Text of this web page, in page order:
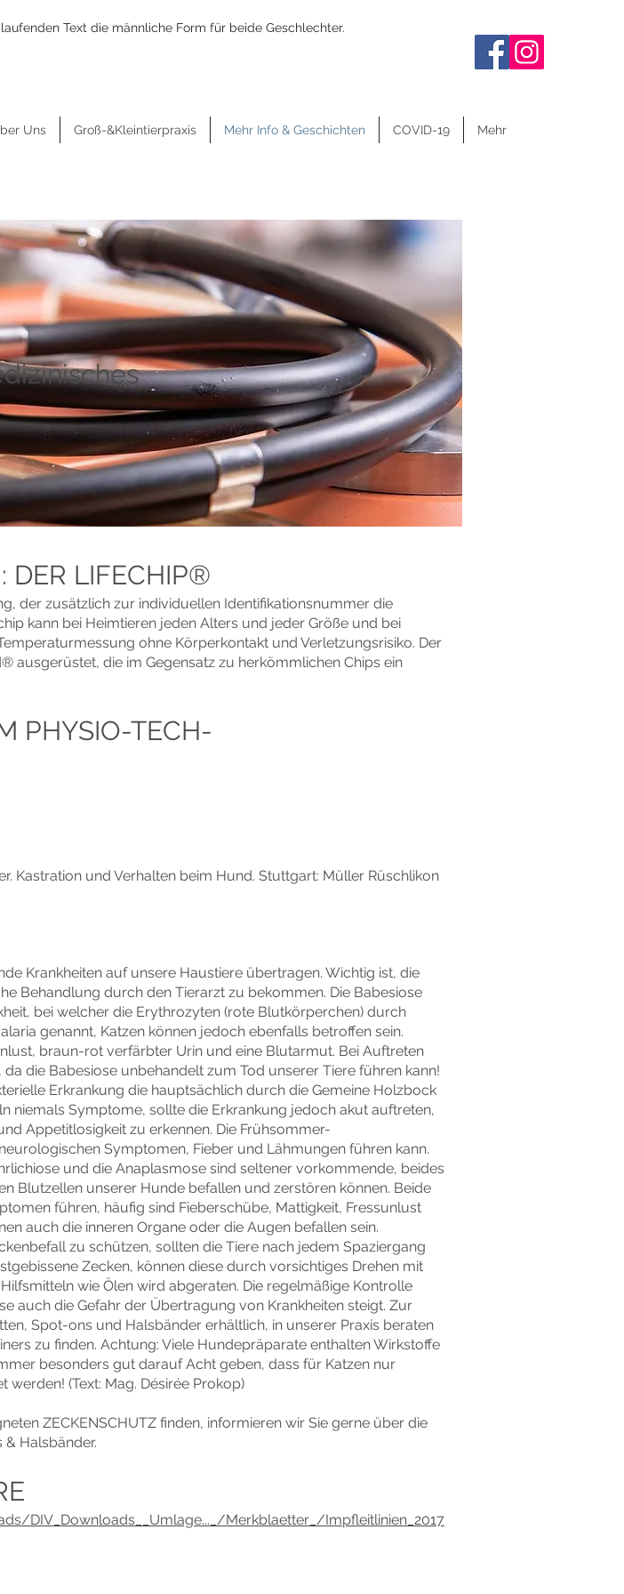
Text die männliche Form für beide Geschlechter.
Uns Groß-&Kleintierpraxis Mehr Info & Geschichten COVID-19 Mehr
DER LIFECHIP®
der zusätzlich zur individuellen Identifikationsnummer die
kann bei Heimtieren jeden Alters und jeder Größe und bei
ohne Körperkontakt und Verletzungsrisiko. Der
die im Gegensatz zu herkömmlichen Chips ein
PHYSIO-TECH-
Kastration und Verhalten beim Hund. Stuttgart: Müller Rüschlikon
Krankheiten auf unsere Haustiere übertragen. Wichtig ist, die
Behandlung durch den Tierarzt zu bekommen. Die Babesiose
bei welcher die Erythrozyten (rote Blutkörperchen) durch
genannt, Katzen können jedoch ebenfalls betroffen sein.
braun-rot verfärbter Urin und eine Blutarmut. Bei Auftreten
die Babesiose unbehandelt zum Tod unserer Tiere führen kann!
Erkrankung die hauptsächlich durch die Gemeine Holzbock
niemals Symptome, sollte die Erkrankung jedoch akut auftreten,
Appetitlosigkeit zu erkennen. Die Frühsommer-
Symptomen, Fieber und Lähmungen führen kann.
und die Anaplasmose sind seltener vorkommende, beides
Blutzellen unserer Hunde befallen und zerstören können. Beide
führen, häufig sind Fieberschübe, Mattigkeit, Fressunlust
auch die inneren Organe oder die Augen befallen sein.
zu schützen, sollten die Tiere nach jedem Spaziergang
Zecken, können diese durch vorsichtiges Drehen mit
wie Ölen wird abgeraten. Die regelmäßige Kontrolle
auch die Gefahr der Übertragung von Krankheiten steigt. Zur
Spot-ons und Halsbänder erhältlich, in unserer Praxis beraten
zu finden. Achtung: Viele Hundepräparate enthalten Wirkstoffe
besonders gut darauf Acht geben, dass für Katzen nur
(Text: Mag. Désirée Prokop)
ZECKENSCHUTZ finden, informieren wir Sie gerne über die
Halsbänder.
DIV_Downloads__Umlage..._/Merkblaetter_/Impfleitlinien_2017